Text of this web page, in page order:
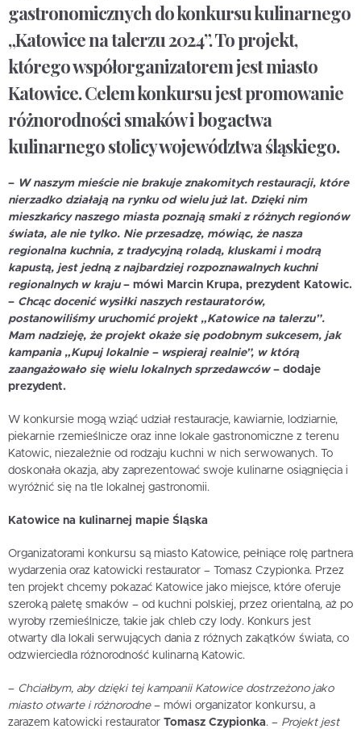
gastronomicznych do konkursu kulinarnego
„Katowice na talerzu 2024”. To projekt,
którego współorganizatorem jest miasto
Katowice. Celem konkursu jest promowanie
różnorodności smaków i bogactwa
kulinarnego stolicy województwa śląskiego.
– W naszym mieście nie brakuje znakomitych restauracji, które
nierzadko działają na rynku od wielu już lat. Dzięki nim
mieszkańcy naszego miasta poznają smaki z różnych regionów
świata, ale nie tylko. Nie przesadzę, mówiąc, że nasza
regionalna kuchnia, z tradycyjną roladą, kluskami i modrą
kapustą, jest jedną z najbardziej rozpoznawalnych kuchni
regionalnych w kraju– mówi Marcin Krupa, prezydent Katowic.
– Chcąc docenić wysiłki naszych restauratorów,
postanowiliśmy uruchomić projekt „Katowice na talerzu”.
Mam nadzieję, że projekt okaże się podobnym sukcesem, jak
kampania „Kupuj lokalnie – wspieraj realnie”, w którą
zaangażowało się wielu lokalnych sprzedawców– dodaje
prezydent.
W konkursie mogą wziąć udział restauracje, kawiarnie, lodziarnie,
piekarnie rzemieślnicze oraz inne lokale gastronomiczne z terenu
Katowic, niezależnie od rodzaju kuchni w nich serwowanych. To
doskonała okazja, aby zaprezentować swoje kulinarne osiągnięcia i
wyróżnić się na tle lokalnej gastronomii.
Katowice na kulinarnej mapie Śląska
Organizatorami konkursu są miasto Katowice, pełniące rolę partnera
wydarzenia oraz katowicki restaurator – Tomasz Czypionka. Przez
ten projekt chcemy pokazać Katowice jako miejsce, które oferuje
szeroką paletę smaków – od kuchni polskiej, przez orientalną, aż po
wyroby rzemieślnicze, takie jak chleb czy lody. Konkurs jest
otwarty dla lokali serwujących dania z różnych zakątków świata, co
odzwierciedla różnorodność kulinarną Katowic.
– Chciałbym, aby dzięki tej kampanii Katowice dostrzeżono jako
miasto otwarte i różnorodne– mówi organizator konkursu, a
zarazem katowicki restaurator Tomasz Czypionka. – Projekt jest